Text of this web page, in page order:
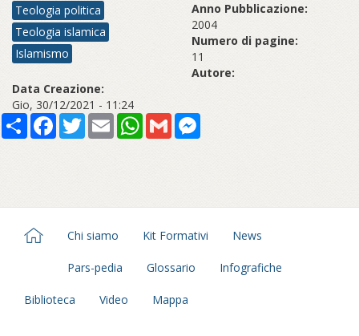
Teologia politica
Teologia islamica
Islamismo
Anno Pubblicazione:
2004
Numero di pagine:
11
Autore:
Data Creazione:
Gio, 30/12/2021 - 11:24
Share Facebook
TwitterEmail WhatsApp
Gmail
Chi siamo Kit Formativi News
Pars-pedia Glossario Infografiche
Biblioteca Video Mappa